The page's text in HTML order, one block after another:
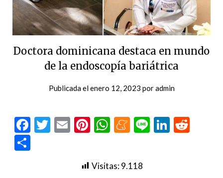
Doctora dominicana destaca en mundo
de la endoscopía bariátrica
Publicada elenero 12, 2023 poradmin
Facebook
Twitter
EmailPinterest
WhatsApp
Meneame
Line
Visitas:9.118